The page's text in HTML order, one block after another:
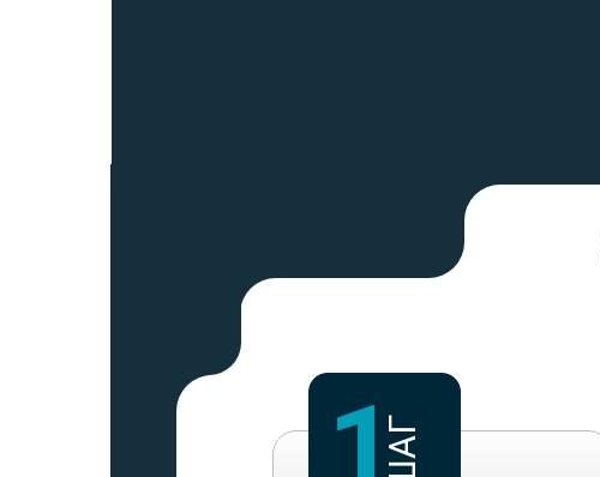
1ШАГ